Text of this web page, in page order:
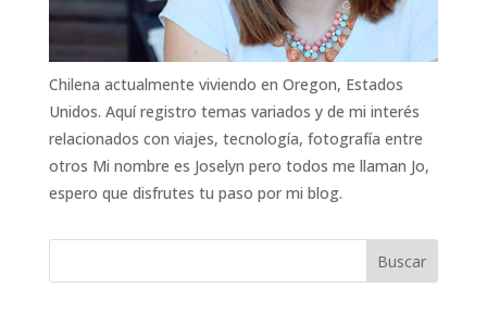
Chilena actualmente viviendo en Oregon, Estados
Unidos. Aquí registro temas variados y de mi interés
relacionados con viajes, tecnología, fotografía entre
otros Mi nombre es Joselyn pero todos me llaman Jo,
espero que disfrutes tu paso por mi blog.